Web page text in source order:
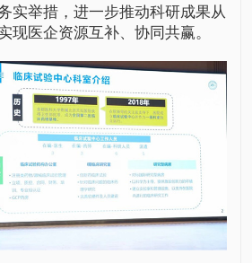
实举措，进一步推动科研成果从
现医企资源互补、协同共赢。